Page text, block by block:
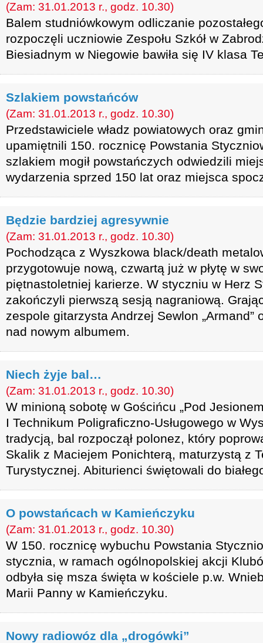
(Zam: 31.01.2013 r., godz. 10.30)
Balem studniówkowym odliczanie
rozpoczęli uczniowie Zespołu Szkół w
Biesiadnym w Niegowie bawiła się IV klasa
Szlakiem powstańców
(Zam: 31.01.2013 r., godz. 10.30)
Przedstawiciele władz powiatowych oraz
upamiętnili 150. rocznicę Powstania
szlakiem mogił powstańczych odwiedzili
wydarzenia sprzed 150 lat oraz miejsca
Będzie bardziej agresywnie
(Zam: 31.01.2013 r., godz. 10.30)
Pochodząca z Wyszkowa black/death
przygotowuje nową, czwartą już w płytę w
piętnastoletniej karierze. W styczniu w Herz
zakończyli pierwszą sesją nagraniową.
zespole gitarzysta Andrzej Sewlon „Armand”
nad nowym albumem.
Niech żyje bal…
(Zam: 31.01.2013 r., godz. 10.30)
W minioną sobotę w Gościńcu „Pod
I Technikum Poligraficzno-Usługowego w
tradycją, bal rozpoczął polonez, który
Skalik z Maciejem Ponichterą, maturzystą z
Turystycznej. Abiturienci świętowali do
O powstańcach w Kamieńczyku
(Zam: 31.01.2013 r., godz. 10.30)
W 150. rocznicę wybuchu Powstania
stycznia, w ramach ogólnopolskiej akcji
odbyła się msza święta w kościele p.w.
Marii Panny w Kamieńczyku.
Nowy radiowóz dla „drogówki”